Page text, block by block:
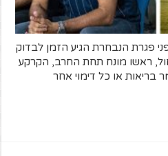
פגרת הנבחרת הגיע הזמן לבדוק
ראשו מונח תחת החרב, הקרקע
בריאות או כל דימוי אחר